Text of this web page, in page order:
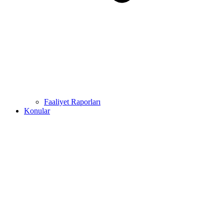
Faaliyet Raporları
Konular